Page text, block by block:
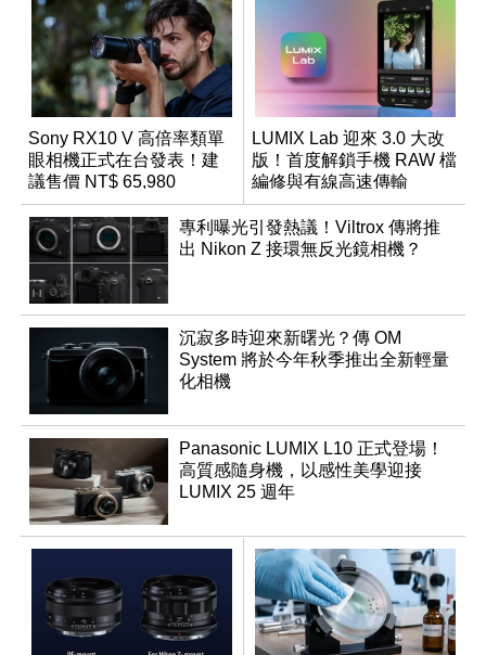
Sony RX10 V 高倍率類單
眼相機正式在台發表！建
議售價 NT$ 65,980
LUMIX Lab 迎來 3.0 大改
版！首度解鎖手機 RAW 檔
編修與有線高速傳輸
專利曝光引發熱議！Viltrox 傳將推
出 Nikon Z 接環無反光鏡相機？
沉寂多時迎來新曙光？傳 OM
System 將於今年秋季推出全新輕量
化相機
Panasonic LUMIX L10 正式登場！
高質感隨身機，以感性美學迎接
LUMIX 25 週年